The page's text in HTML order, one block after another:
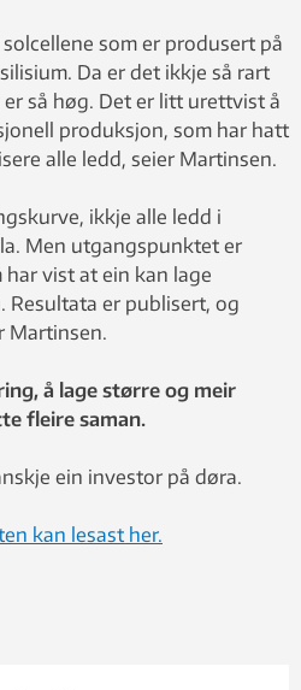
som er produsert på
Da er det ikkje så rart
så høg. Det er litt urettvist å
produksjon, som har hatt
alle ledd, seier Martinsen.
ikkje alle ledd i
Men utgangspunktet er
vist at ein kan lage
Resultata er publisert, og
Martinsen.
å lage større og meir
fleire saman.
ein investor på døra.
kan lesast her.